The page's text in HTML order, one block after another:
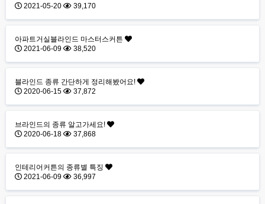
2021-05-20
39,170
아파트거실블라인드 마스터스커튼
2021-06-09
38,520
블라인드 종류 간단하게 정리해봤어요!
2020-06-15
37,872
브라인드의 종류 알고가세요!
2020-06-18
37,868
인테리어커튼의 종류별 특징
2021-06-09
36,997